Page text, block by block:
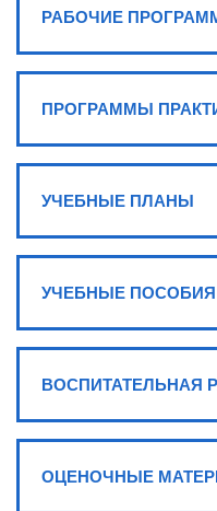
РАБОЧИЕ
ПРОГРАММЫ
УЧЕБНЫЕ ПЛАНЫ
УЧЕБНЫЕ ПОСОБИЯ
ВОСПИТАТЕЛЬНАЯ
ОЦЕНОЧНЫЕ